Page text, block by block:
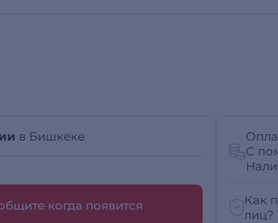
в Бишкеке
когда появится
С
Как
лиц?